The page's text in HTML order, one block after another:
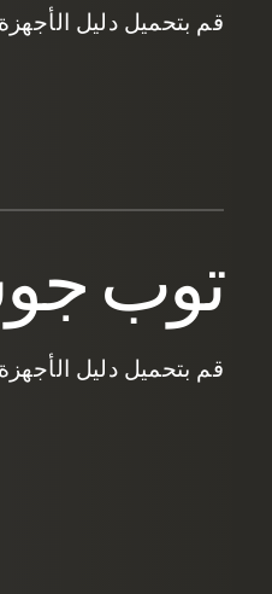
قم بتحميل دليل
توب
قم بتحميل دليل